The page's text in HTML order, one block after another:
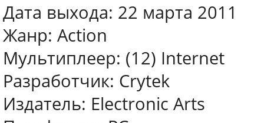
Дата выхода: 22 марта 2011
Жанр: Action
Мультиплеер: (12) Internet
Разработчик: Crytek
Издатель: Electronic Arts